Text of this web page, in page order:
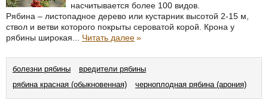
насчитывается более 100 видов.
Рябина – листопадное дерево или кустарник высотой 2-15 м,
ствол и ветви которого покрыты сероватой корой. Крона у
рябины широкая... Читать далее»
болезни рябины
вредители рябины
рябина красная (обыкновенная)
черноплодная рябина (арония)